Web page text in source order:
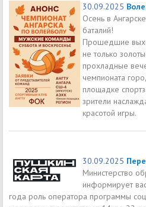
30.09.2025
Осень в
баталий!
Прошедшие
не только
прохладные
чемпионата
площадке
зрители
красотой игры.
30.09.2025
Министерство
информирует
года роль оператора программы